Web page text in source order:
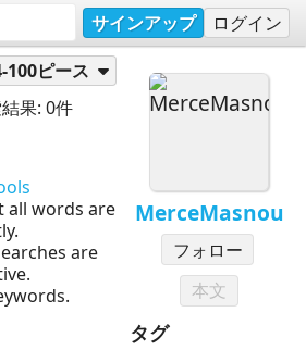
サインアップ ログイン
MerceMasnou
フォロー
本文
タグ
100ピース
果: 0件
all words are
are